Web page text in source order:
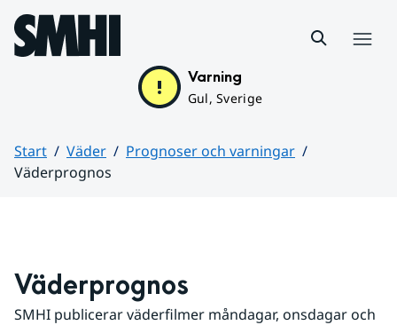
Hoppa till sidans innehåll
Varning
Gul, Sverige
Start Väder
Prognoser och varningar
Väderprognos
Väderprognos
SMHI publicerar väderfilmer måndagar, onsdagar och